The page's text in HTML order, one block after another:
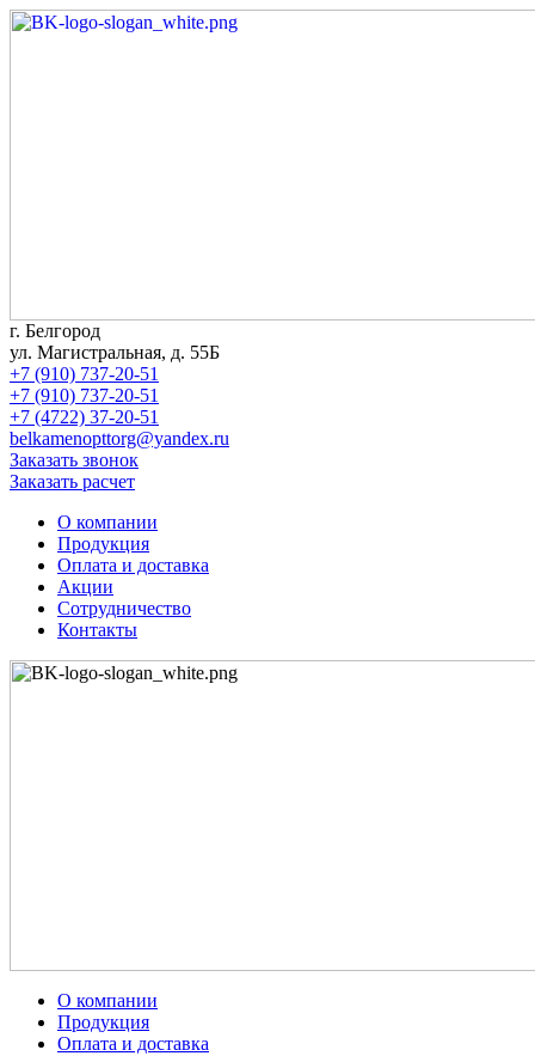
г. Белгород
ул. Магистральная, д. 55Б
+7 (910) 737-20-51
+7 (910) 737-20-51
+7 (4722) 37-20-51
belkamenopttorg@yandex.ru
Заказать звонок
Заказать расчет
О компании
Продукция
Оплата и доставка
Акции
Сотрудничество
Контакты
О компании
Продукция
Оплата и доставка